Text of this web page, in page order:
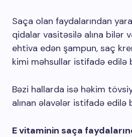
Saça olan faydalarından
qidalar vasitəsilə alına bilər
ehtiva edən şampun, saç
kimi məhsullar istifadə edilə
Bəzi hallarda isə həkim
alınan əlavələr istifadə edilə
E vitaminin saça